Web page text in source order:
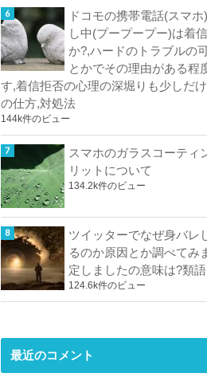
ドコモの携帯電話(スマ
し中(プープープー)は着
か?,ハードのトラブルの
とかでその理由がある程
す,着信拒否の心理の深堀りも少しだ
の仕方,対処法
144k件のビュー
スマホのガラスコーティ
リットについて
134.2k件のビュー
ツイッターでなぜ身バレ
るのか原因とか調べてみ
定しましたの意味は?類
124.6k件のビュー
最近のコメント